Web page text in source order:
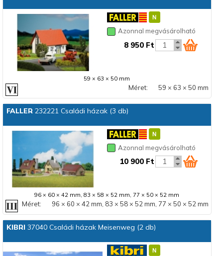
Azonnal megvásárolható
8 950 Ft
59 × 63 × 50 mm
Méret: 59 × 63 × 50 mm
FALLER232221 Családi házak (3 db)
Azonnal megvásárolható
10 900 Ft
96 × 60 × 42 mm, 83 × 58 × 52 mm, 77 × 50 × 52 mm
Méret: 96 × 60 × 42 mm, 83 × 58 × 52 mm, 77 × 50 × 52 mm
KIBRI37040 Családi házak Meisenweg (2 db)